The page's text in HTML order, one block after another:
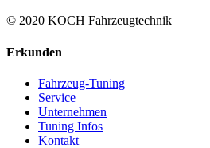
© 2020 KOCH Fahrzeugtechnik
Erkunden
Fahrzeug-Tuning
Service
Unternehmen
Tuning Infos
Kontakt